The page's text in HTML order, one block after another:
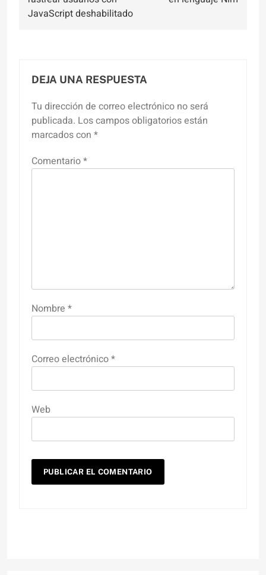
JavaScript deshabilitado
DEJA UNA RESPUESTA
Tu dirección de correo electrónico no será
publicada. Los campos obligatorios están
marcados con *
Comentario*
Nombre *
Correo electrónico*
Web